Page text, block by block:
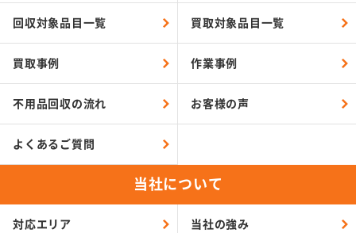
回収対象品目一覧 買取対象品目一覧
買取事例 作業事例
不用品回収の流れ お客様の声
よくあるご質問
当社について
対応エリア 当社の強み